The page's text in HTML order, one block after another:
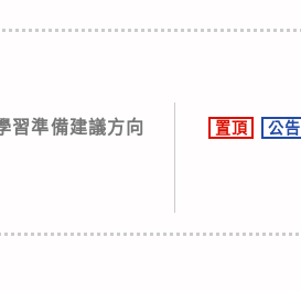
習準備建議方向
置頂 公告